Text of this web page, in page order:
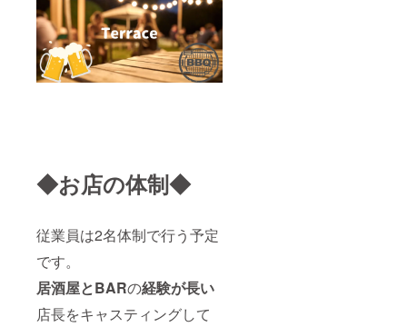
◆お店の体制◆
従業員は2名体制で行う予定
です。
居酒屋とBARの経験が長い
店長をキャスティングして